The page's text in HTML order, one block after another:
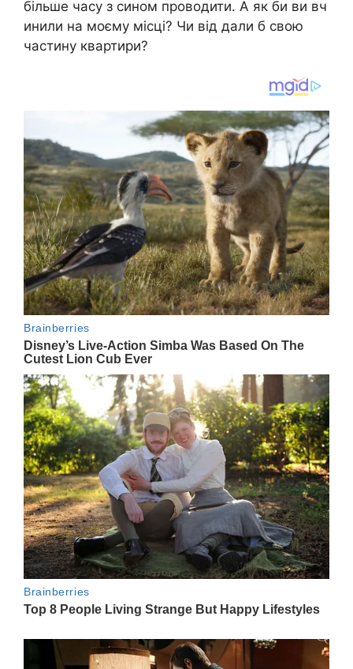
більше часу з сином проводити. А як би ви вч
инили на моєму місці? Чи від дали б свою
частину квартири?